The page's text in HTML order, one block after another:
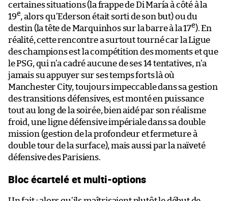
certaines situations (la frappe de Di María à côté à la
19e, alors qu’Ederson était sorti de son but) ou du
destin (la tête de Marquinhos sur la barre à la 17e). En
réalité, cette rencontre a surtout tourné car la Ligue
des champions est la compétition des moments et que
le PSG, qui n’a cadré aucune de ses 14 tentatives, n’a
jamais su appuyer sur ses temps forts là où
Manchester City, toujours impeccable dans sa gestion
des transitions défensives, est monté en puissance
tout au long de la soirée, bien aidé par son réalisme
froid, une ligne défensive impériale dans sa double
mission (gestion de la profondeur et fermeture à
double tour de la surface), mais aussi par la naïveté
défensive des Parisiens.
Bloc écartelé et multi-options